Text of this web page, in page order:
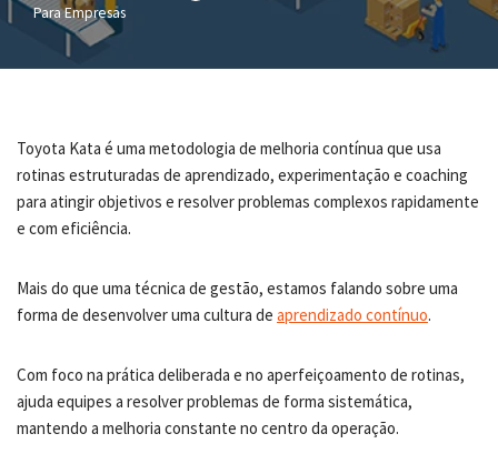
Para Empresas
Toyota Kata é uma metodologia de melhoria contínua que usa
rotinas estruturadas de aprendizado, experimentação e coaching
para atingir objetivos e resolver problemas complexos rapidamente
e com eficiência.
Mais do que uma técnica de gestão, estamos falando sobre uma
forma de desenvolver uma cultura de aprendizado contínuo.
Com foco na prática deliberada e no aperfeiçoamento de rotinas,
ajuda equipes a resolver problemas de forma sistemática,
mantendo a melhoria constante no centro da operação.